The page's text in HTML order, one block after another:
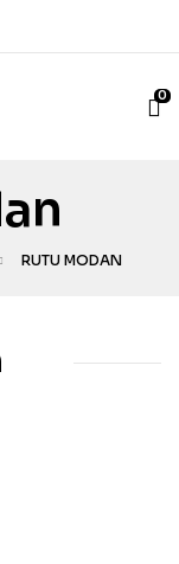
0
RUTU MODAN